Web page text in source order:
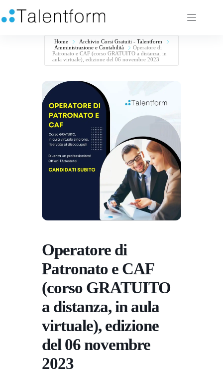
Home
Archivio Corsi Gratuiti - Talentform
Amministrazione e Contabilità
Operatore di
Patronato e CAF (corso GRATUITO a distanza, in
aula virtuale), edizione del 06 novembre 2023
Operatore di
Patronato e CAF
(corso GRATUITO
a distanza, in aula
virtuale), edizione
del 06 novembre
2023